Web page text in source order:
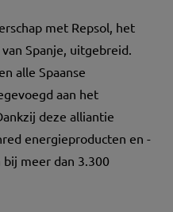
met Repsol, het
Spanje, uitgebreid.
alle Spaanse
aan het
deze alliantie
energieproducten en -
meer dan 3.300